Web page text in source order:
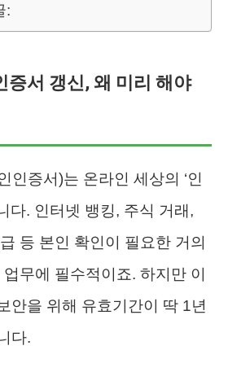
:
증서 갱신, 왜 미리 해야
인증서)는 온라인 세상의 ‘인
다. 인터넷 뱅킹, 주식 거래,
등 본인 확인이 필요한 거의
무에 필수적이죠. 하지만 이
안을 위해 유효기간이 딱 1년
다.